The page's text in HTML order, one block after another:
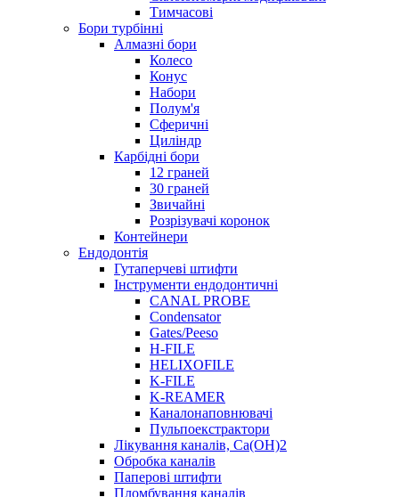
Тимчасові
Бори турбінні
Алмазні бори
Колесо
Конус
Набори
Полум'я
Сферичні
Циліндр
Карбідні бори
12 граней
30 граней
Звичайні
Розрізувачі коронок
Контейнери
Ендодонтія
Гутаперчеві штифти
Інструменти ендодонтичні
CANAL PROBE
Condensator
Gates/Peeso
H-FILE
HELIXOFILE
K-FILE
K-REAMER
Каналонаповнювачі
Пульпоекстрактори
Лікування каналів, Ca(OH)2
Обробка каналів
Паперові штифти
Пломбування каналів